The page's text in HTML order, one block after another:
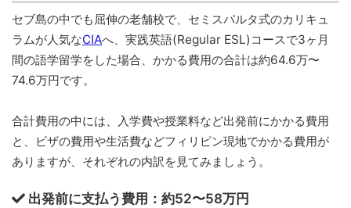
セブ島の中でも屈伸の老舗校で、セミスパルタ式のカリキュ
ラムが人気なCIAへ、実践英語(Regular ESL)コースで3ヶ月
間の語学留学をした場合、かかる費用の合計は約64.6万〜
74.6万円です。
合計費用の中には、入学費や授業料など出発前にかかる費用
と、ビザの費用や生活費などフィリピン現地でかかる費用が
ありますが、それぞれの内訳を見てみましょう。
出発前に支払う費用：約52〜58万円